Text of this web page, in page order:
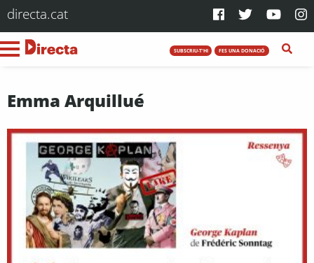
directa.cat
SUBSCRIU-T'HI FES UNA DONACIÓ
Emma Arquillué